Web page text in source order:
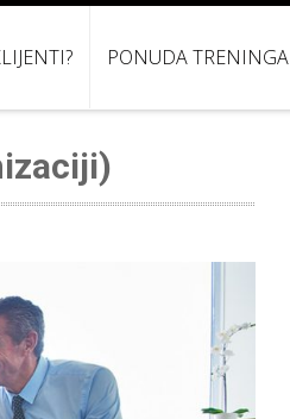
PONUDA TRENINGA